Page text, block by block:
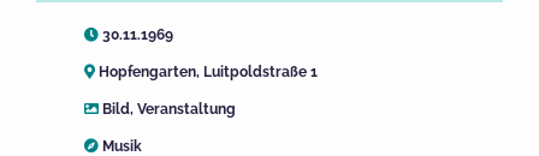
30.11.1969
Hopfengarten, Luitpoldstraße 1
Bild, Veranstaltung
Musik